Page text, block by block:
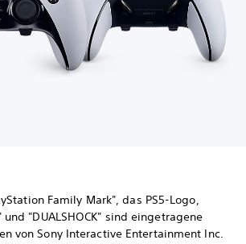
Family Mark", das PS5-Logo,
und "DUALSHOCK" sind eingetragene
von Sony Interactive Entertainment Inc.